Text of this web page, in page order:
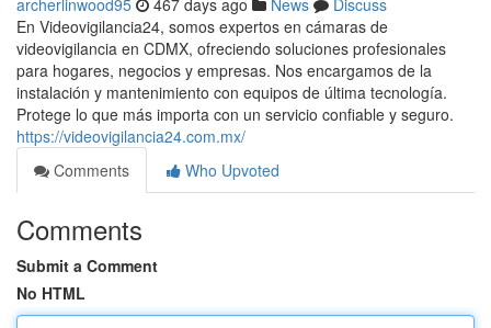
archerlinwood95 467 days ago News
Discuss
En Videovigilancia24, somos expertos en cámaras de
videovigilancia en CDMX, ofreciendo soluciones profesionales
para hogares, negocios y empresas. Nos encargamos de la
instalación y mantenimiento con equipos de última tecnología.
Protege lo que más importa con un servicio confiable y seguro.
https://videovigilancia24.com.mx/
Comments
Who Upvoted
Comments
Submit a Comment
No HTML